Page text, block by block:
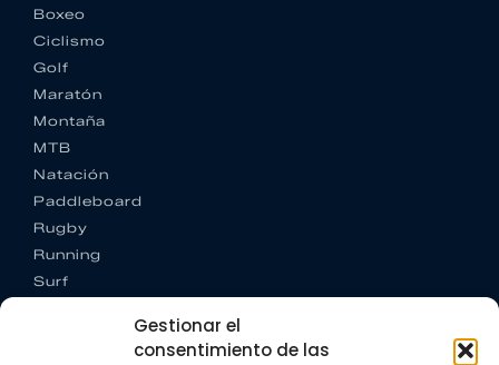
Gestionar el
consentimiento de las
Boxeo
Ciclismo
Golf
Maratón
Montaña
MTB
Natación
Paddleboard
Rugby
Running
Surf